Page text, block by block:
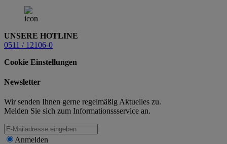
UNSERE HOTLINE
0511 / 12106-0
Cookie Einstellungen
Newsletter
Wir senden Ihnen gerne regelmäßig Aktuelles zu.
Melden Sie sich zum Informationssservice an.
Anmelden